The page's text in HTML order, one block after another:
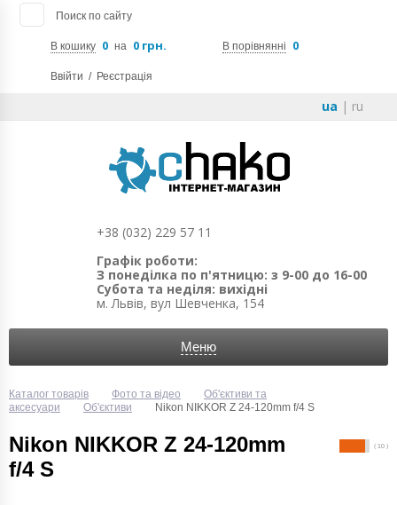
Поиск по сайту
В кошику 0 на 0 грн. В порівнянні 0
Ввійти / Реєстрація
ua | ru
+38 (032) 229 57 11
Графік роботи:
З понеділка по п'ятницю: з 9-00 до 16-00
Субота та неділя: вихідні
м. Львів, вул Шевченка, 154
Меню
Каталог товарів Фото та відео
Об'єктиви та
аксесуари
Об'єктиви Nikon NIKKOR Z 24-120mm f/4 S
Nikon NIKKOR Z 24-120mm
f/4 S
( 10 )